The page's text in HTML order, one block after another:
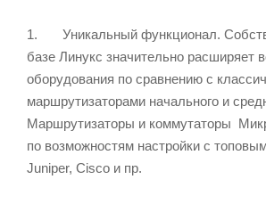
1. Уникальный функционал.
базе Линукс значительно расширяет
оборудования по сравнению с
маршрутизаторами начального и
Маршрутизаторы и коммутаторы
по возможностям настройки с
Juniper, Cisco и пр.